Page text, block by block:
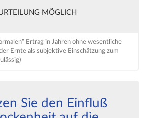
MÖGLICH
Ertrag in Jahren ohne wesentliche
Ernte als subjektive Einschätzung zum
Sie den Einfluß